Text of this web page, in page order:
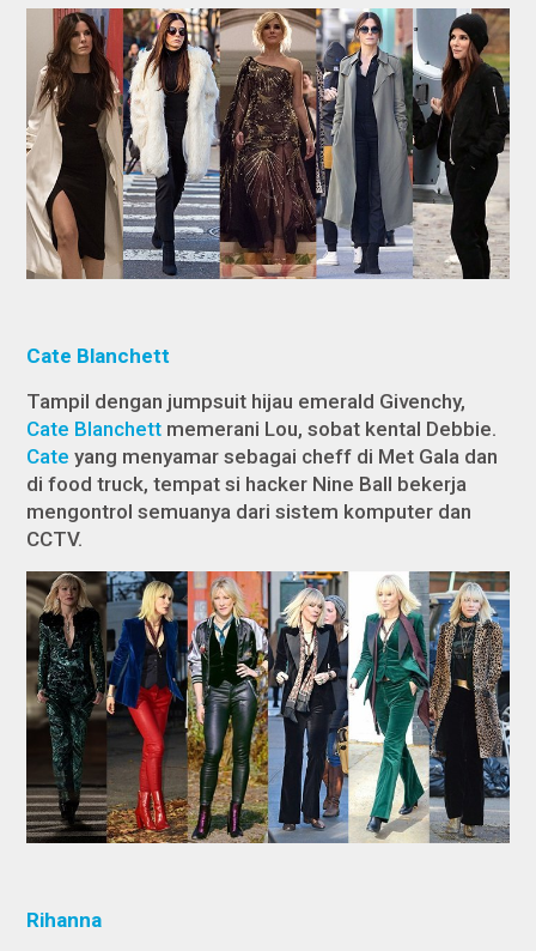
Cate Blanchett
Tampil dengan jumpsuit hijau emerald Givenchy,
Cate Blanchett memerani Lou, sobat kental Debbie.
Cate yang menyamar sebagai cheff di Met Gala dan
difood truck, tempat si hacker Nine Ball bekerja
mengontrol semuanya dari sistem komputer dan
CCTV.
Rihanna